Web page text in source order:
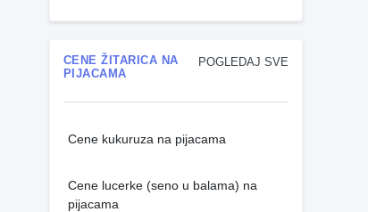
POGLEDAJ SVE
CENE ŽITARICA NA
PIJACAMA
Cene kukuruza na pijacama
Cene lucerke (seno u balama) na
pijacama